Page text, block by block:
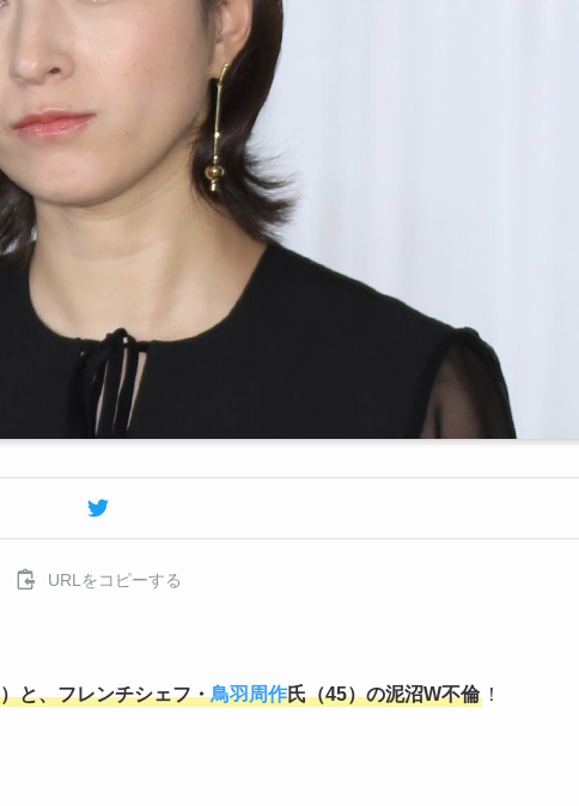
URLをコピーする
と、フレンチシェフ・鳥羽周作氏（45）の泥沼W不倫 ！